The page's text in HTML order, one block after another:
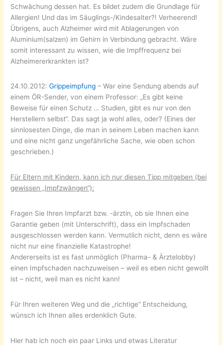
Schwächung dessen hat. Es bildet zudem die Grundlage für
Allergien! Und das im Säuglings-/Kindesalter?! Verheerend!
Übrigens, auch Alzheimer wird mit Ablagerungen von
Aluminium(salzen) im Gehirn in Verbindung gebracht. Wäre
somit interessant zu wissen, wie die Impffrequenz bei
Alzheimererkrankten ist?
24.10.2012:Grippeimpfung – War eine Sendung abends auf
einem ÖR-Sender, von einem Professor: „Es gibt keine
Beweise für einen Schutz … Studien, gibt es nur von den
Herstellern selbst“. Das sagt ja wohl alles, oder? (Eines der
sinnlosesten Dinge, die man in seinem Leben machen kann
und eine nicht ganz ungefährliche Sache, wie oben schon
geschrieben.)
Für Eltern mit Kindern, kann ich nur diesen Tipp mitgeben (bei
gewissen „Impfzwängen“):
Fragen Sie Ihren Impfarzt bzw. -ärztin, ob sie Ihnen eine
Garantie geben (mit Unterschrift), dass ein Impfschaden
ausgeschlossen werden kann. Vermutlich nicht, denn es wäre
nicht nur eine finanzielle Katastrophe!
Andererseits ist es fast unmöglich (Pharma- & Ärztelobby)
einen Impfschaden nachzuweisen – weil es eben nicht gewollt
ist – nicht, weil man es nicht kann!
Für Ihren weiteren Weg und die „richtige“ Entscheidung,
wünsch ich Ihnen alles erdenklich Gute.
Hier hab ich noch ein paar Links und etwas Literatur